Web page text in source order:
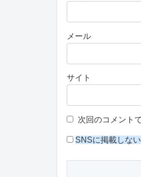
メール
サイト
次回のコメント
SNSに掲載しな